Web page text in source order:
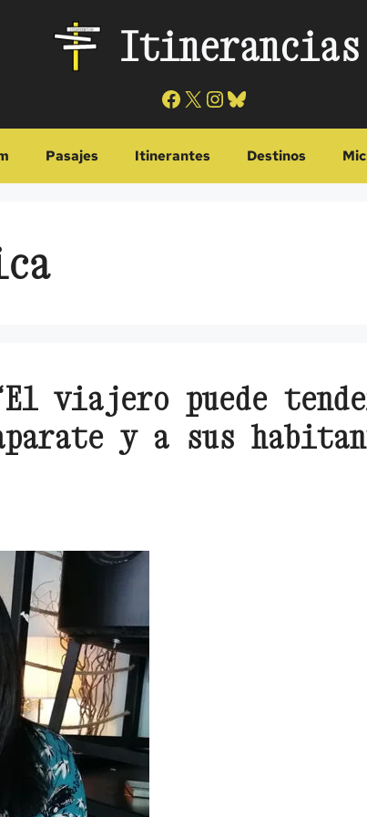
Itinerancias
Facebook
X Instagram
Bluesky
Pasajes Itinerantes Destinos
viajero puede
y a sus